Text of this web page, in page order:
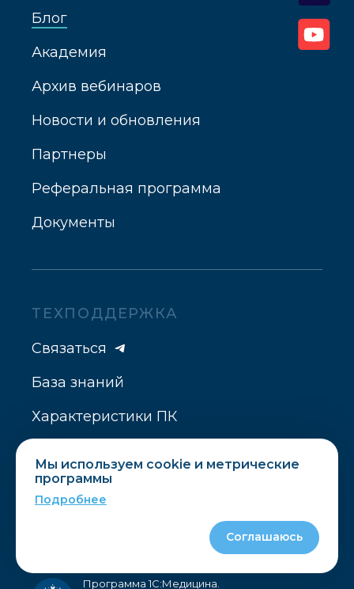
Способы оплаты:
Программа 1С:Медицина.
Блог
Академия
Архив вебинаров
Новости и обновления
Партнеры
Реферальная программа
Документы
ТЕХПОДДЕРЖКА
Связаться
База знаний
Характеристики ПК
Мы используем cookie и метрические
программы
Подробнее
Соглашаюсь